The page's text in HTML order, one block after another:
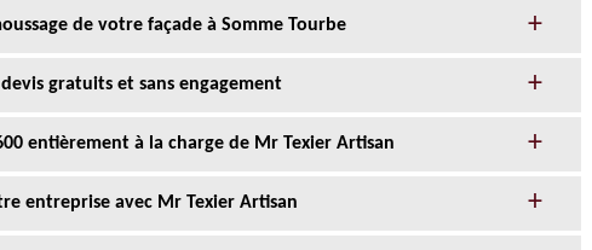
de votre façade à Somme Tourbe
gratuits et sans engagement
entièrement à la charge de Mr Texier Artisan
entreprise avec Mr Texier Artisan